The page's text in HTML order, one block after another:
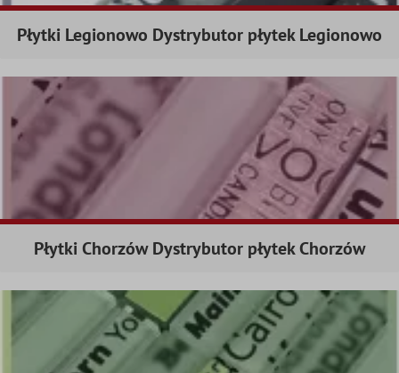
Płytki Legionowo Dystrybutor płytek Legionowo
Płytki Chorzów Dystrybutor płytek Chorzów